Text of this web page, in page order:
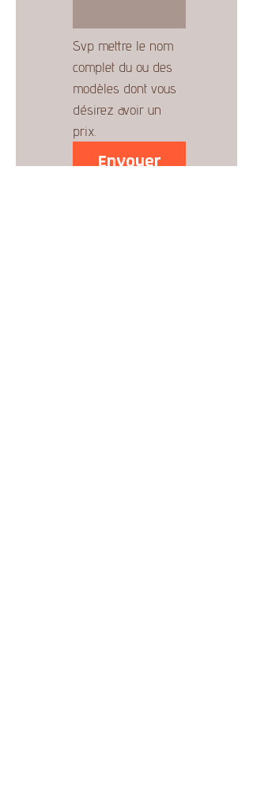
Svp mettre le nom
complet du ou des
modèles dont vous
désirez avoir un
prix.
Envoyer